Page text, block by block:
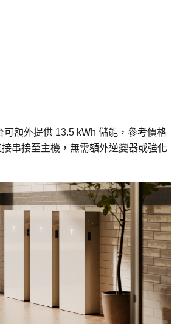
可額外提供 13.5 kWh 儲能，參考價格
串接至主機，無需額外逆變器或強化